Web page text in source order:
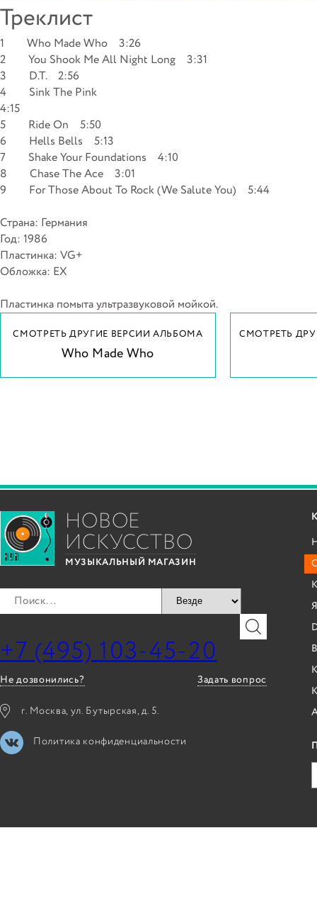
Треклист
1 Who Made Who 3:26
2 You Shook Me All Night Long 3:31
3 D.T. 2:56
4 Sink The Pink
4:15
5 Ride On 5:50
6 Hells Bells 5:13
7 Shake Your Foundations 4:10
8 Chase The Ace 3:01
9 For Those About To Rock (We Salute You) 5:44
Страна: Германия
Год: 1986
Пластинка: VG+
Обложка: EX
Пластинка помыта ультразвуковой мойкой.
СМОТРЕТЬ ДРУГИЕ ВЕРСИИ АЛЬБОМА
Who Made Who
СМОТРЕТЬ
НОВОЕ
ИСКУССТВО
МУЗЫКАЛЬНЫЙ МАГАЗИН
+7 (495) 103-45-20
Не дозвонились? Задать вопрос
г. Москва, ул. Бутырская, д. 5.
Политика конфиденциальности